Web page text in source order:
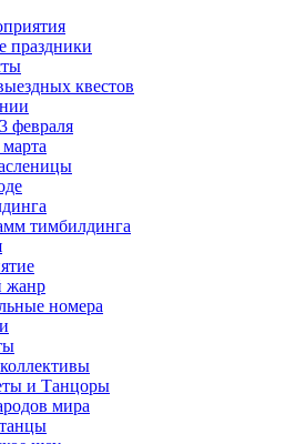
праздники
квестов
февраля
тимбилдинга
жанр
номера
и Танцоры
мира